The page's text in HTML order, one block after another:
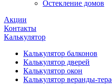
Остекление домов
Акции
Контакты
Калькулятор
Калькулятор балконов
Калькулятор дверей
Калькулятор окон
Калькулятор веранды-